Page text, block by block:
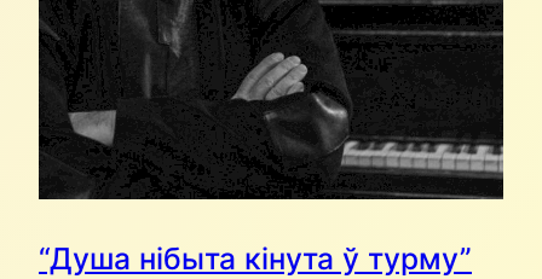
“Душа нібыта кінута ў турму”